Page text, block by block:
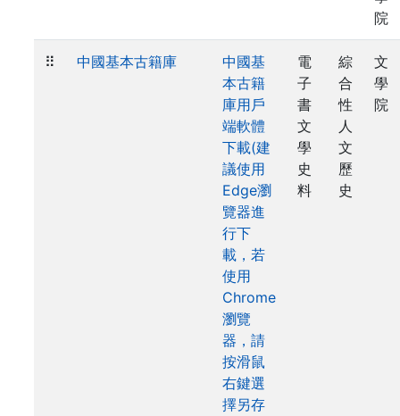
院
⠿ 中國基本古籍庫
中國基
本古籍
庫用戶
端軟體
下載(建
議使用
Edge瀏
覽器進
行下
載，若
使用
Chrome
瀏覽
器，請
按滑鼠
右鍵選
擇另存
電
子
書
文
學
史
料
綜
合
性
人
文
歷
史
文
學
院